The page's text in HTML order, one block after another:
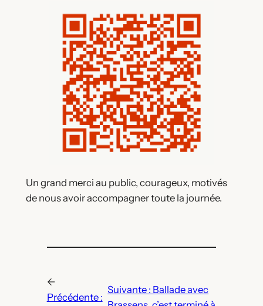
Un grand merci au public, courageux, motivés
de nous avoir accompagner toute la journée.
←
Précédente :
Suivante : Ballade avec